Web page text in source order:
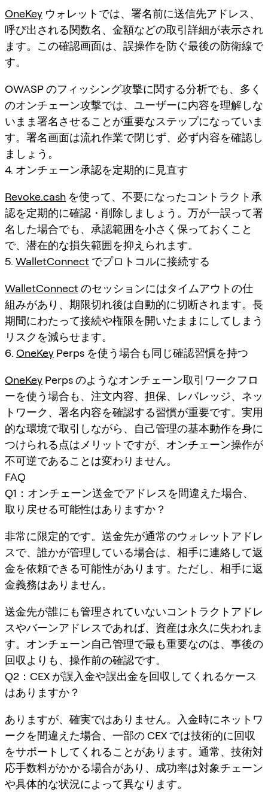
OneKey ウォレットでは、署名前に送信先アドレス、
呼び出される関数名、金額などの取引詳細が表示され
ます。この確認画面は、誤操作を防ぐ最後の防衛線で
す。
OWASP のフィッシング攻撃に関する分析でも、多く
のオンチェーン攻撃では、ユーザーに内容を理解しな
いまま署名させることが重要なステップになっていま
す。署名画面は流れ作業で閉じず、必ず内容を確認し
ましょう。
4. オンチェーン承認を定期的に見直す
Revoke.cash を使って、不要になったコントラクト承
認を定期的に確認・削除しましょう。万が一誤って署
名した場合でも、承認範囲を小さく保っておくこと
で、潜在的な損失範囲を抑えられます。
5. WalletConnect でプロトコルに接続する
WalletConnectのセッションにはタイムアウトの仕
組みがあり、期限切れ後は自動的に切断されます。長
期間にわたって接続や権限を開いたままにしてしまう
リスクを減らせます。
6. OneKey Perps を使う場合も同じ確認習慣を持つ
OneKey Perps のようなオンチェーン取引ワークフロ
ーを使う場合も、注文内容、担保、レバレッジ、ネッ
トワーク、署名内容を確認する習慣が重要です。実用
的な環境で取引しながら、自己管理の基本動作を身に
つけられる点はメリットですが、オンチェーン操作が
不可逆であることは変わりません。
FAQ
Q1：オンチェーン送金でアドレスを間違えた場合、
取り戻せる可能性はありますか？
非常に限定的です。送金先が通常のウォレットアドレ
スで、誰かが管理している場合は、相手に連絡して返
金を依頼できる可能性があります。ただし、相手に返
金義務はありません。
送金先が誰にも管理されていないコントラクトアドレ
スやバーンアドレスであれば、資産は永久に失われま
す。オンチェーン自己管理で最も重要なのは、事後の
回収よりも、操作前の確認です。
Q2：CEX が誤入金や誤出金を回収してくれるケース
はありますか？
ありますが、確実ではありません。入金時にネットワ
ークを間違えた場合、一部の CEX では技術的に回収
をサポートしてくれることがあります。通常、技術対
応手数料がかかる場合があり、成功率は対象チェーン
や具体的な状況によって異なります。